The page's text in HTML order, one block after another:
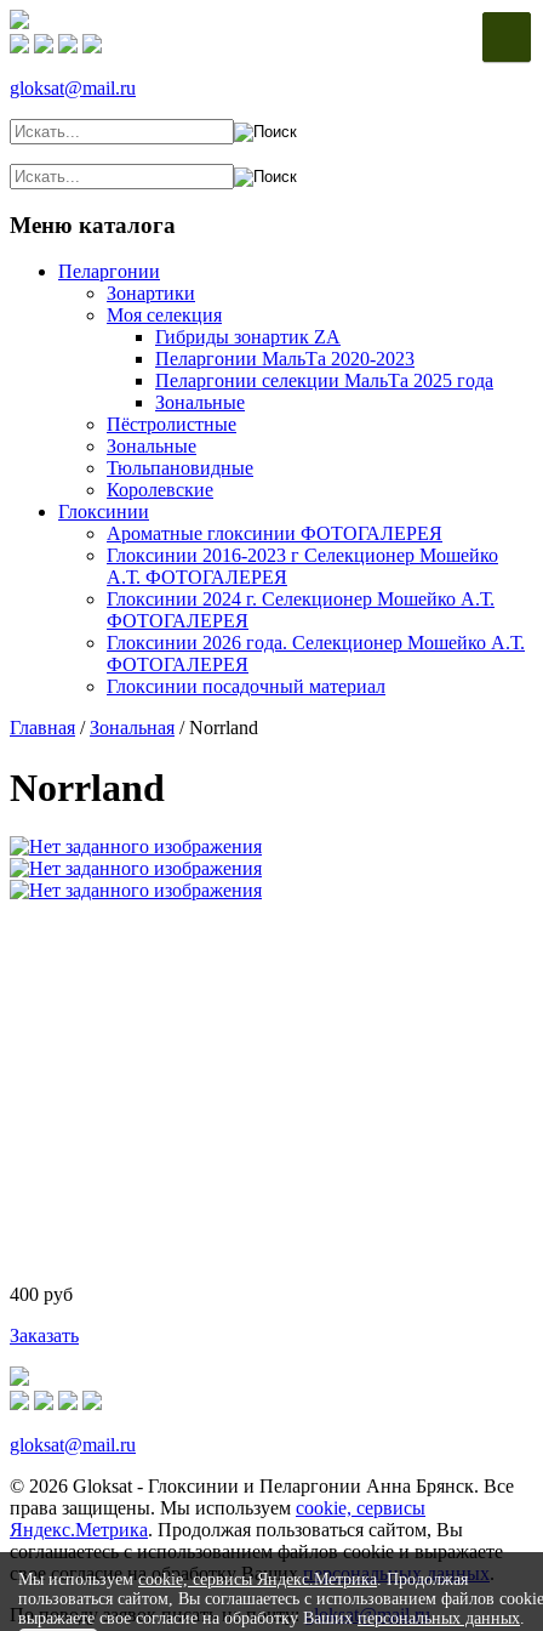
gloksat@mail.ru
Меню каталога
Пеларгонии
Зонартики
Моя селекция
Гибриды зонартик ZA
Пеларгонии МальТа 2020-2023
Пеларгонии селекции МальТа 2025 года
Зональные
Пёстролистные
Зональные
Тюльпановидные
Королевские
Глоксинии
Ароматные глоксинии ФОТОГАЛЕРЕЯ
Глоксинии 2016-2023 г Селекционер Мошейко
А.Т. ФОТОГАЛЕРЕЯ
Глоксинии 2024 г. Селекционер Мошейко А.Т.
ФОТОГАЛЕРЕЯ
Глоксинии 2026 года. Селекционер Мошейко А.Т.
ФОТОГАЛЕРЕЯ
Глоксинии посадочный материал
Главная /Зональная /Norrland
Norrland
400 руб
Заказать
gloksat@mail.ru
© 2026 Gloksat - Глоксинии и Пеларгонии Анна Брянск. Все
права защищены. Мы используем cookie, сервисы
Яндекс.Метрика. Продолжая пользоваться сайтом, Вы
соглашаетесь с использованием файлов cookie и выражаете
свое согласие на обработку Вашихперсональных данных.
По поводу заявок писать на почту:gloksat@mail.ru
Мы используемcookie, сервисы Яндекс.Метрика. Продолжая
пользоваться сайтом, Вы соглашаетесь с использованием файлов
выражаете свое согласие на обработку Вашихперсональных данных.